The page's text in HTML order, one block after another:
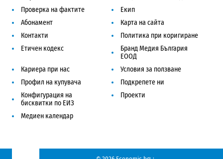
Проверка на фактите
Екип
Абонамент
Карта на сайта
Контакти
Политика при коригиране
Етичен кодекс
Бранд Медия България
ЕООД
Кариера при нас
Условия за ползване
Профил на купувача
Подкрепете ни
Конфигурация на
бисквитки по ЕИЗ
Проекти
Медиен календар